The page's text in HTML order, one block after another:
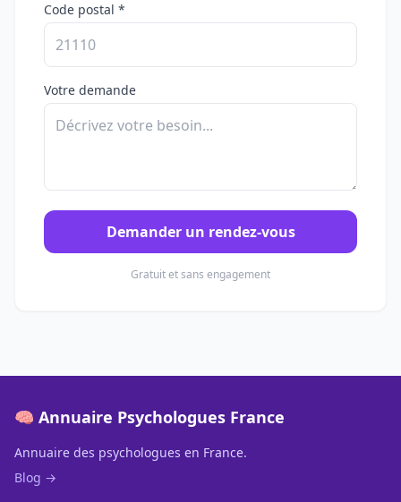
Code postal *
Votre demande
Demander un rendez-vous
Gratuit et sans engagement
🧠 Annuaire Psychologues France
Annuaire des psychologues en France.
Blog →